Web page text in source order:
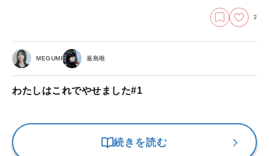
2
MEGUMI 嘉島唯
わたしはこれでやせました#1
続きを読む